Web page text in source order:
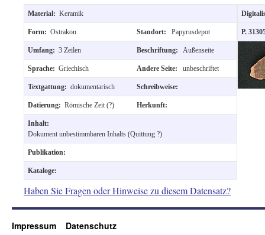
Material: Keramik
Form: Ostrakon Standort: Papyrusdepot
Umfang: 3 Zeilen Beschriftung: Außenseite
Sprache: Griechisch Andere Seite: unbeschriftet
Textgattung: dokumentarisch Schreibweise:
Datierung: Römische Zeit (?) Herkunft:
Inhalt:
Dokument unbestimmbaren Inhalts (Quittung ?)
Publikation:
Kataloge:
P.
Haben Sie Fragen oder Hinweise zu diesem Datensatz?
Impressum Datenschutz